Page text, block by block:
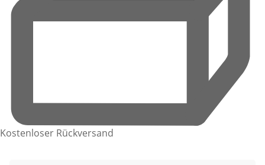
Kostenloser Rückversand